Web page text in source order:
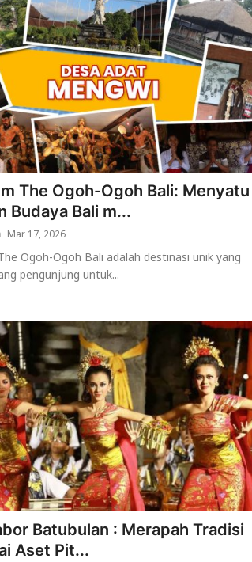
The Ogoh-Ogoh Bali: Menyatu
Budaya Bali m...
Mar 17, 2026
Ogoh-Ogoh Bali adalah destinasi unik yang
pengunjung untuk...
Batubulan : Merapah Tradisi
Aset Pit...